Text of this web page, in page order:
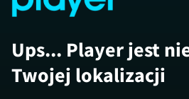
Ups... Player jest
Twojej lokalizacji